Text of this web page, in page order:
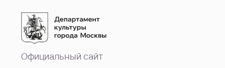
Официальный сайт